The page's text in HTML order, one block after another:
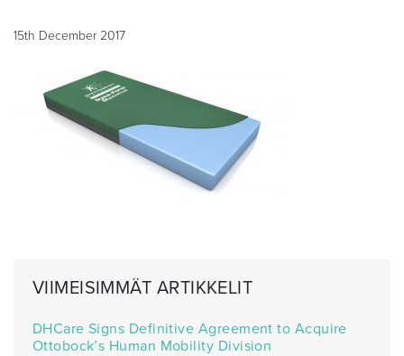
15th December 2017
VIIMEISIMMÄT ARTIKKELIT
DHCare Signs Definitive Agreement to Acquire
Ottobock’s Human Mobility Division